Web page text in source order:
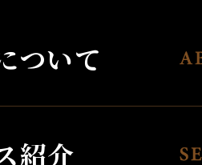
ついて
紹介